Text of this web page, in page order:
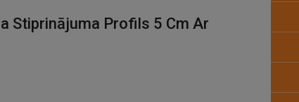
Stiprinājuma Profils 5 Cm Ar